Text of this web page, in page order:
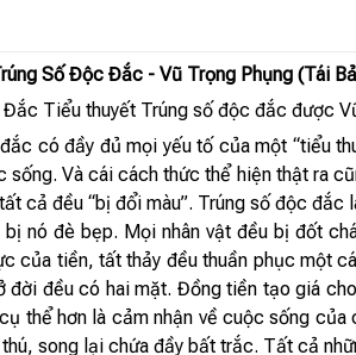
Số Độc Đắc - Vũ Trọng Phụng (Tái
Tiểu thuyết Trúng số độc đắc được
có đầy đủ mọi yếu tố của một “tiểu
sống. Và cái cách thức thể hiện thật ra
cả đều “bị đổi màu”. Trúng số độc
nó đè bẹp. Mọi nhân vật đều bị đốt
của tiền, tất thảy đều thuần phục một
đời đều có hai mặt. Đồng tiền tạo giá
thể hơn là cảm nhận về cuộc sống
song lại chứa đầy bất trắc. Tất cả